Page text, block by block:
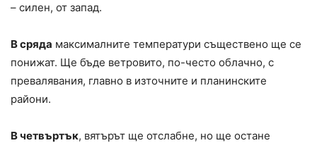
– силен, от запад.
В сряда максималните температури съществено ще се
понижат. Ще бъде ветровито, по-често облачно, с
превалявания, главно в източните и планинските
райони.
В четвъртък, вятърът ще отслабне, но ще остане